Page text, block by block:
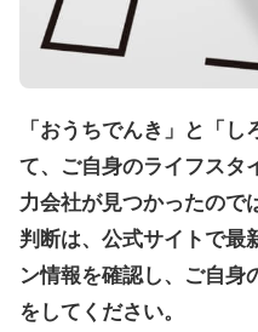
「おうちでんき」と「
て、ご自身のライフスタ
力会社が見つかったので
判断は、公式サイトで最
ン情報を確認し、ご自身
をしてください。